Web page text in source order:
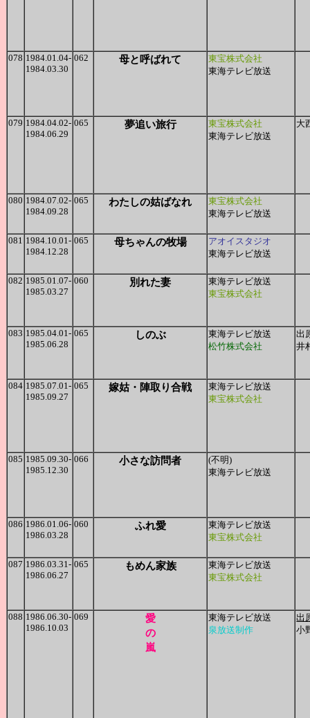
078 1984.01.04-
1984.03.30
062 母と呼ばれて
東宝株式会社
東海テレビ放送
079 1984.04.02-
1984.06.29
065 夢追い旅行
東宝株式会社
東海テレビ放送
大
080 1984.07.02-
1984.09.28
065 わたしの姑ばなれ
東宝株式会社
東海テレビ放送
081 1984.10.01-
1984.12.28
065 母ちゃんの牧場
アオイスタジオ
東海テレビ放送
082 1985.01.07-
1985.03.27
060 別れた妻
東海テレビ放送
東宝株式会社
083 1985.04.01-
1985.06.28
065 しのぶ
東海テレビ放送
松竹株式会社
出
井
084 1985.07.01-
1985.09.27
065 嫁姑・陣取り合戦
東海テレビ放送
東宝株式会社
085 1985.09.30-
1985.12.30
066 小さな訪問者
(不明)
東海テレビ放送
086 1986.01.06-
1986.03.28
060 ふれ愛
東海テレビ放送
東宝株式会社
087 1986.03.31-
1986.06.27
065 もめん家族
東海テレビ放送
東宝株式会社
088 1986.06.30-
1986.10.03
069
愛
の
嵐
東海テレビ放送
泉放送制作
出
小